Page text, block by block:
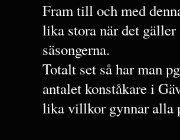
Fram till och med
lika stora när det
säsongerna.
Totalt set så har man
antalet konståkare i
lika villkor gynnar alla